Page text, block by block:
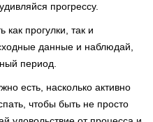
прогрессу.
прогулки, так и
данные и наблюдай,
период.
есть, насколько активно
чтобы быть не просто